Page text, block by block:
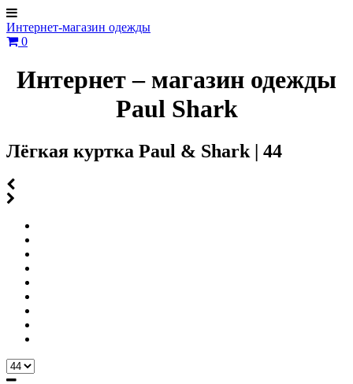
Интернет-магазин одежды
0
Интернет – магазин одежды
Paul Shark
Лёгкая куртка Paul & Shark | 44